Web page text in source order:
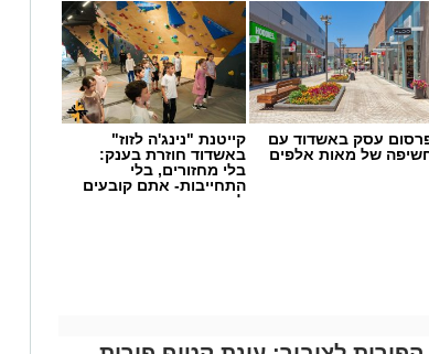
עסק באשדוד עם
של מאות אלפים
קייטנת "נינג'ה לזוז"
באשדוד חוזרת בענק:
בלי מחזורים, בלי
התחייבות- אתם קובעים
לכמה ואיזה ימים